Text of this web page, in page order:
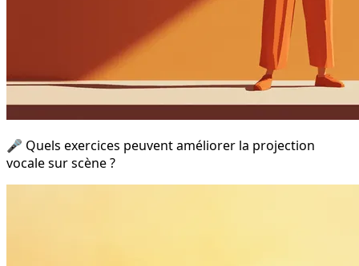
🎤 Quels exercices peuvent améliorer la projection
vocale sur scène ?